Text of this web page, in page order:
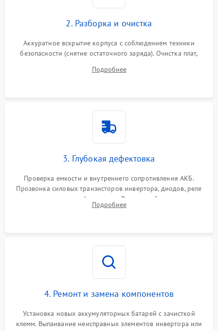
2. Разборка и очистка
Аккуратное вскрытие корпуса с соблюдением техники
безопасности (снятие остаточного заряда). Очистка плат,
и кистей для предотвращения перегрева и замыканий.
Подробнее
3. Глубокая дефектовка
Проверка емкости и внутреннего сопротивления АКБ.
Прозвонка силовых транзисторов инвертора, диодов, реле
переключения и трансформатора. Визуальный поиск вздутых
конденсаторов и прогаров на печатной плате.
Подробнее
4. Ремонт и замена компонентов
Установка новых аккумуляторных батарей с зачисткой
клемм. Выпаивание неисправных элементов инвертора или